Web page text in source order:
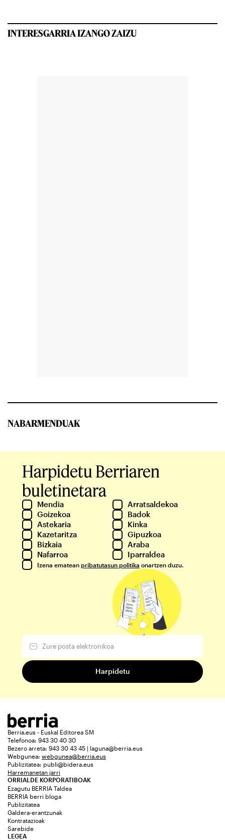
INTERESGARRIA IZANGO ZAIZU
NABARMENDUAK
Harpidetu Berriaren
buletinetara
Mendia
Arratsaldekoa
Goizekoa
Badok
Astekaria
Kinka
Kazetaritza
Gipuzkoa
Bizkaia
Araba
Nafarroa
Iparraldea
Izena ematean pribatutasun politika onartzen duzu.
Berria.eus - Euskal Editorea SM
Telefonoa: 943 30 40 30
Bezero arreta: 943 30 43 45 | laguna@berria.eus
Webgunea: webgunea@berria.eus
Publizitatea: publi@bidera.eus
Harremanetan jarri
ORRIALDE KORPORATIBOAK
Ezagutu BERRIA Taldea
BERRIA berri bloga
Publizitatea
Galdera-erantzunak
Kontratazioak
Sarebide
LEGEA